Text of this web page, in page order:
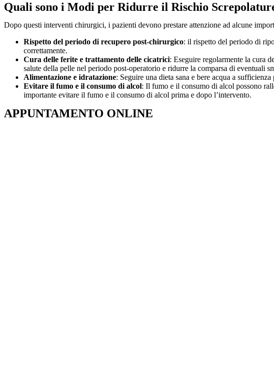
Quali sono i Modi per Ridurre il Rischio
Dopo questi interventi chirurgici, i pazienti devono prestare attenzione ad alcune
Rispetto del periodo di recupero post-chirurgico: il rispetto del periodo di
correttamente.
Cura delle ferite e trattamento delle cicatrici: Eseguire regolarmente la cura
salute della pelle nel periodo post-operatorio e ridurre la comparsa di eventuali
Alimentazione e idratazione: Seguire una dieta sana e bere acqua a
Evitare il fumo e il consumo di alcol: Il fumo e il consumo di alcol possono
importante evitare il fumo e il consumo di alcol prima e dopo l’intervento.
APPUNTAMENTO ONLINE